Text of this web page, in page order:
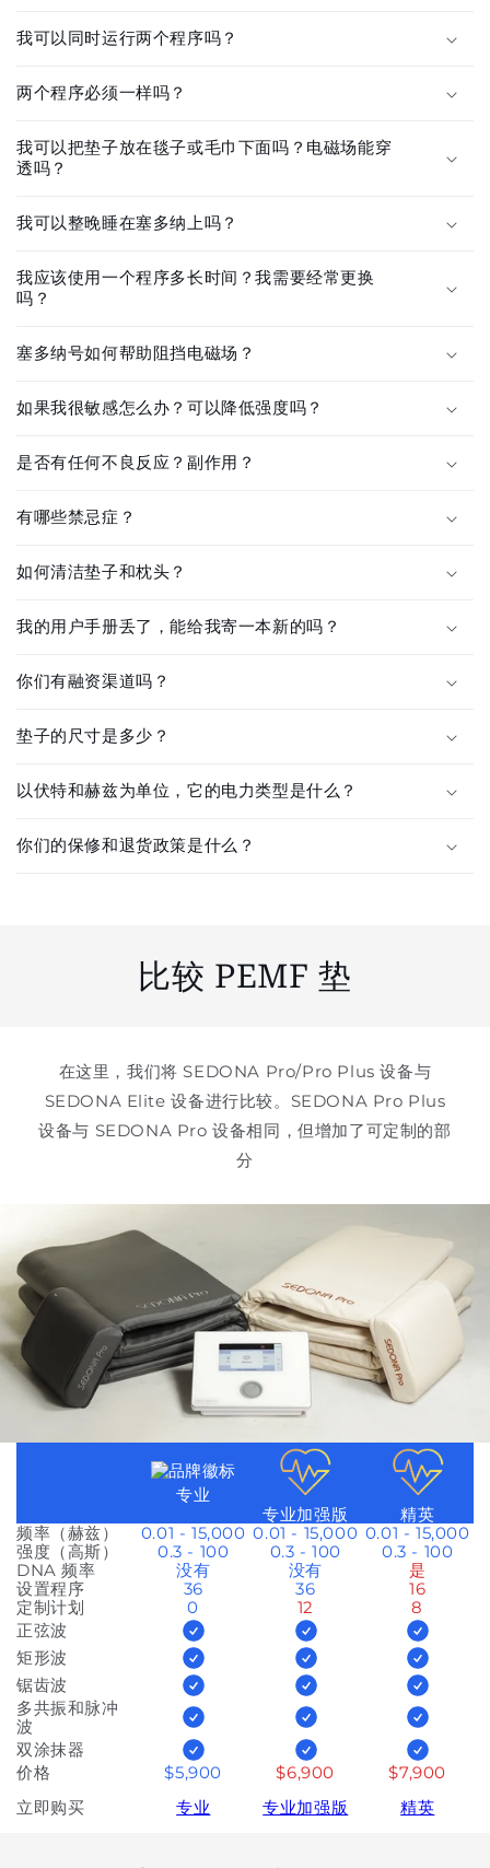
我可以同时运行两个程序吗？
两个程序必须一样吗？
我可以把垫子放在毯子或毛巾下面吗？电磁场能穿
透吗？
我可以整晚睡在塞多纳上吗？
我应该使用一个程序多长时间？我需要经常更换
吗？
塞多纳号如何帮助阻挡电磁场？
如果我很敏感怎么办？可以降低强度吗？
是否有任何不良反应？副作用？
有哪些禁忌症？
如何清洁垫子和枕头？
我的用户手册丢了，能给我寄一本新的吗？
你们有融资渠道吗？
垫子的尺寸是多少？
以伏特和赫兹为单位，它的电力类型是什么？
你们的保修和退货政策是什么？
比较 PEMF 垫
在这里，我们将 SEDONA Pro/Pro Plus 设备与
SEDONA Elite 设备进行比较。SEDONA Pro Plus
设备与 SEDONA Pro 设备相同，但增加了可定制的部
分
专业
专业加强版
精英
频率（赫兹）
0.01 - 15,000 0.01 - 15,000 0.01 - 15,000
强度（高斯）
0.3 - 100 0.3 - 100
0.3 - 100
DNA 频率
没有 没有
是
设置程序
36 36
16
定制计划
0 12
8
正弦波
矩形波
锯齿波
多共振和脉冲
波
双涂抹器
价格
$5,900 $6,900
$7,900
立即购买
专业 专业加强版 精英